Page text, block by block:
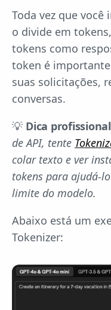
Toda vez que você
o divide em
tokens como
token é
suas solicitações,
conversas.
💡 Dica
de API, tente
colar texto e ver
tokens para ajudá-
limite do modelo.
Abaixo está um
Tokenizer: